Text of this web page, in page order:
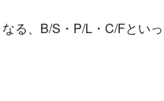
る、B/S・P/L・C/Fとい